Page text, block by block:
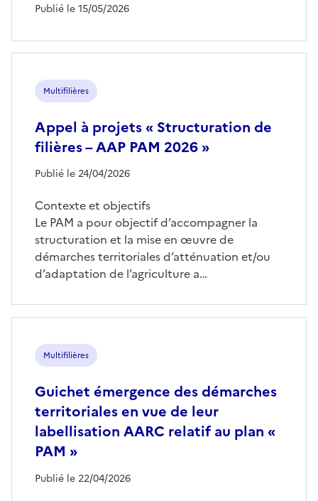
Publié le 15/05/2026
Multifilières
Appel à projets « Structuration de
filières – AAP PAM 2026 »
Publié le 24/04/2026
Contexte et objectifs
Le PAM a pour objectif d’accompagner la
structuration et la mise en œuvre de
démarches territoriales d’atténuation et/ou
d’adaptation de l’agriculture a…
Multifilières
Guichet émergence des démarches
territoriales en vue de leur
labellisation AARC relatif au plan «
PAM »
Publié le 22/04/2026